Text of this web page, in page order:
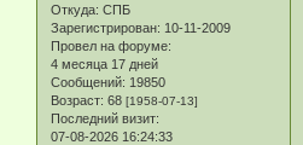
Откуда: СПБ
Зарегистрирован: 10-11-2009
Провел на форуме:
4 месяца 17 дней
Сообщений: 19850
Возраст: 68 [1958-07-13]
Последний визит:
07-08-2026 16:24:33